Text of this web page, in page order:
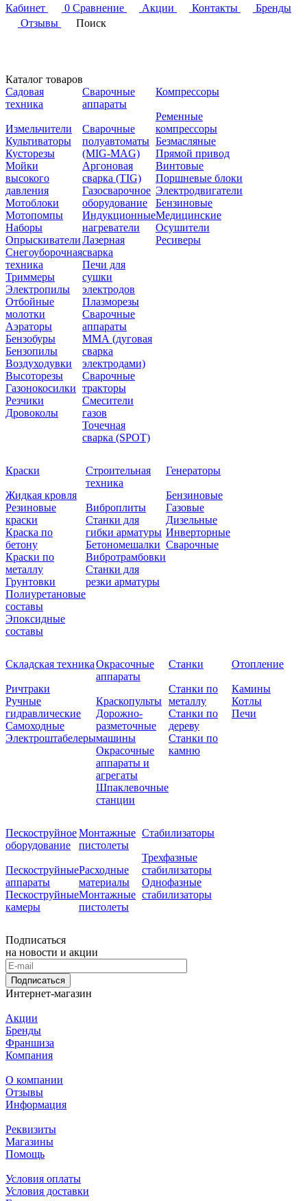
Кабинет
0 Сравнение Акции Контакты
Бренды
Отзывы
Поиск
Каталог товаров
Садовая
техника
Измельчители
Культиваторы
Кусторезы
Мойки
высокого
давления
Мотоблоки
Мотопомпы
Наборы
Опрыскиватели
Снегоуборочная
техника
Триммеры
Электропилы
Отбойные
молотки
Аэраторы
Бензобуры
Бензопилы
Воздуходувки
Высоторезы
Газонокосилки
Резчики
Дровоколы
Сварочные
аппараты
Сварочные
полуавтоматы
(MIG-MAG)
Аргоновая
сварка (TIG)
Газосварочное
оборудование
Индукционные
нагреватели
Лазерная
сварка
Печи для
сушки
электродов
Плазморезы
Сварочные
аппараты
ММА (дуговая
сварка
электродами)
Сварочные
тракторы
Смесители
газов
Точечная
сварка (SPOT)
Компрессоры
Ременные
компрессоры
Безмасляные
Прямой привод
Винтовые
Поршневые блоки
Электродвигатели
Бензиновые
Медицинские
Осушители
Ресиверы
Краски
Жидкая кровля
Резиновые
краски
Краска по
бетону
Краски по
металлу
Грунтовки
Полиуретановые
составы
Эпоксидные
составы
Строительная
техника
Виброплиты
Станки для
гибки арматуры
Бетономешалки
Вибротрамбовки
Станки для
резки арматуры
Генераторы
Бензиновые
Газовые
Дизельные
Инверторные
Сварочные
Складская техника
Ричтраки
Ручные
гидравлические
Самоходные
Электроштабелеры
Окрасочные
аппараты
Краскопульты
Дорожно-
разметочные
машины
Окрасочные
аппараты и
агрегаты
Шпаклевочные
станции
Станки
Станки по
металлу
Станки по
дереву
Станки по
камню
Отопление
Камины
Котлы
Печи
Пескоструйное
оборудование
Пескоструйные
аппараты
Пескоструйные
камеры
Монтажные
пистолеты
Расходные
материалы
Монтажные
пистолеты
Стабилизаторы
Трехфазные
стабилизаторы
Однофазные
стабилизаторы
Подписаться
на новости и акции
Подписаться
Интернет-магазин
Акции
Бренды
Франшиза
Компания
О компании
Отзывы
Информация
Реквизиты
Магазины
Помощь
Условия оплаты
Условия доставки